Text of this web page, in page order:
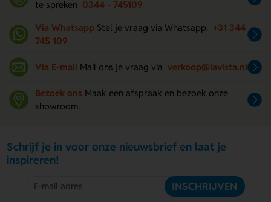
te spreken 0344 - 745109
Via Whatsapp Stel je vraag via Whatsapp. +31 344
745 109
Via E-mail Mail ons je vraag via verkoop@lavista.nl
Bezoek ons Maak een afspraak en bezoek onze
showroom.
Schrijf je in voor onze nieuwsbrief en laat je
inspireren!
INSCHRIJVEN